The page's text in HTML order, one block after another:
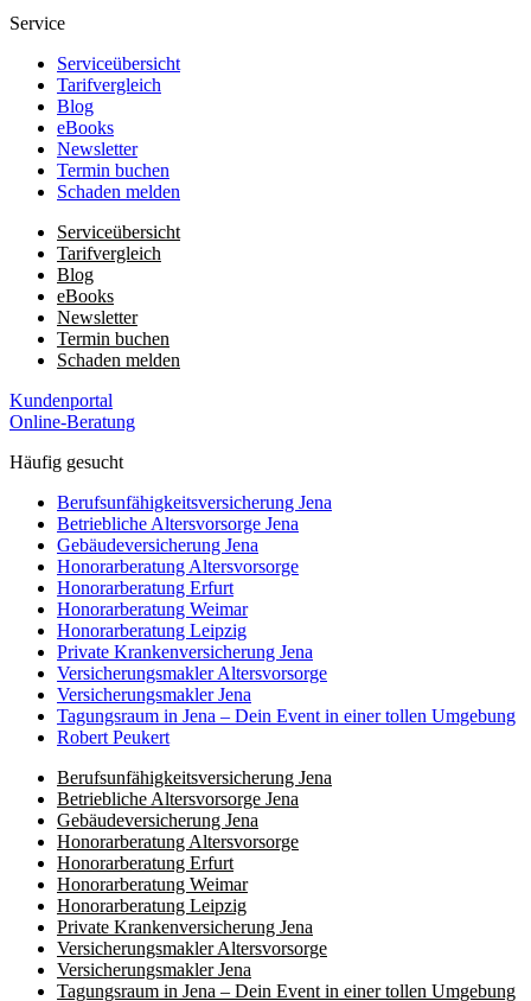
Service
Serviceübersicht
Tarifvergleich
Blog
eBooks
Newsletter
Termin buchen
Schaden melden
Serviceübersicht
Tarifvergleich
Blog
eBooks
Newsletter
Termin buchen
Schaden melden
Kundenportal
Online-Beratung
Häufig gesucht
Berufs­unfähigkeits­­versicherung Jena
Betriebliche Altersvorsorge Jena
Gebäudeversicherung Jena
Honorar­beratung Altersvorsorge
Honorar­beratung Erfurt
Honorar­beratung Weimar
Honorarberatung Leipzig
Private Kranken­­versicherung Jena
Versicherungsmakler Altersvorsorge
Versicherungs­makler Jena
Tagungsraum in Jena – Dein Event in einer tollen Umgebung
Robert Peukert
Berufs­unfähigkeits­­versicherung Jena
Betriebliche Altersvorsorge Jena
Gebäudeversicherung Jena
Honorar­beratung Altersvorsorge
Honorar­beratung Erfurt
Honorar­beratung Weimar
Honorarberatung Leipzig
Private Kranken­­versicherung Jena
Versicherungsmakler Altersvorsorge
Versicherungs­makler Jena
Tagungsraum in Jena – Dein Event in einer tollen Umgebung
Kundenbewertungen und Erfahrungen zu